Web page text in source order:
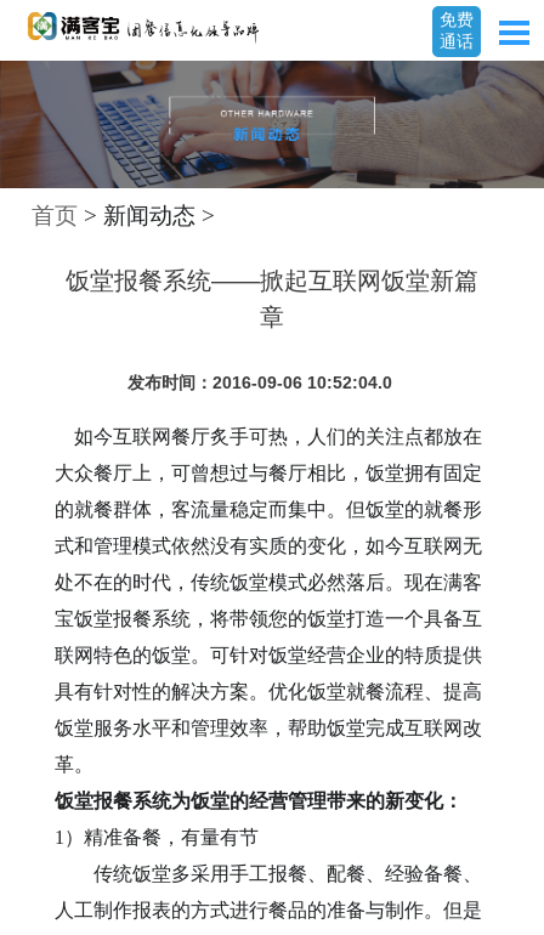
免费
通话
首页 > 新闻动态 >
饭堂报餐系统——掀起互联网饭堂新篇
章
发布时间：2016-09-06 10:52:04.0
如今互联网餐厅炙手可热， 人们的关注点都放在
大众餐厅上 ， 可曾想过与餐厅相比， 饭堂拥有固定
的就餐群体，客流量稳定而集中。但饭堂的就餐形
式和管理模式依然没有实质的变化，如今互联网无
处不在的时代，传统饭堂模式必然落后。 现在满客
宝饭堂报餐系统，将带领您的饭堂打造一个具备互
联网特色的饭堂。 可针对饭堂经营企业的特质提供
具有针对性的解决方案。 优化饭堂就餐流程、提高
饭堂服务水平和管理效率，帮助饭堂完成互联网改
革。
饭堂报餐系统为饭堂的经营管理带来的新变化：
1）精准备餐，有量有节
传统饭堂多采用手工报餐、配餐、经验备餐、
人工制作报表的方式进行餐品的准备与制作。但是